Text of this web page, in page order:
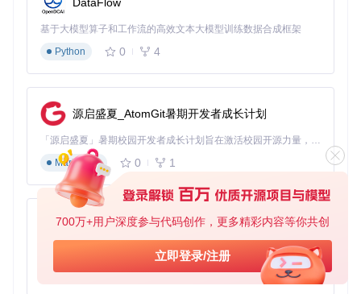
700万+用户深度参与代码创作，更多精彩内容等你共创
立即登录/注册
的分离建模，再通过声码器将特征映射为目标语音。这种架构
跨风格的灵活转换，同时保持了高清晰度的语音输出。相较于
传统方法，该技术在音色相似度与自然度上均有显著提升，尤
高级功能与参数优化
聚类功能配置
启用聚类功能可提升音色相似度，操作步骤如下：
勾选"Use clustering"选项
加载kmeans聚类模型（通常为kmeans_10000.pt）
调节"Clustering ratio"参数（建议值：0.5-0.8）
💡 优化建议：对于数据量超过5小时的说话人模型，聚类
比率可设为0.7-0.9；小数据集建议使用0.3-0.5以避免过拟
合。
基于大模型算子和工作流的高效文本大模型训练数据合成框架
Python
0 4
源启盛夏_AtomGit暑期开发者成长计划
「源启盛夏」暑期校园开发者成长计划旨在激活校园开源力量，通过积分激励、认证扶持、资源倾斜等形式，引导高校组织和开发者完成「入驻 — 建项目 — 做贡献 — 获认证 — 得资源」的完整闭环。无论你是想带领社团入驻平台的组织者，还是希望用代码贡献证明自己的开发者，都能在这里找到属于你的成长路径。
Markdown
0 1
py-xiaozhi
基于Python的Xiaozhi AI，适用于想要完整Xiaozhi体验而无需拥有专用硬件的用户。
Python
0 1